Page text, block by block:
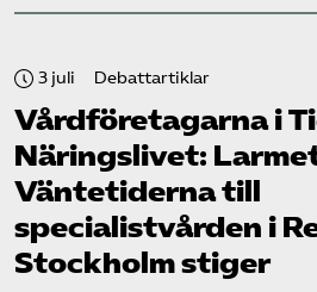
3 juli Debattartiklar
Vård­företagarna i
Näringslivet:
Väntetiderna till
specialistvården i
Stockholm stiger